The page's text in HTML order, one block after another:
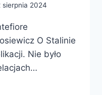
sierpnia 2024
O Stalinie
Nie było